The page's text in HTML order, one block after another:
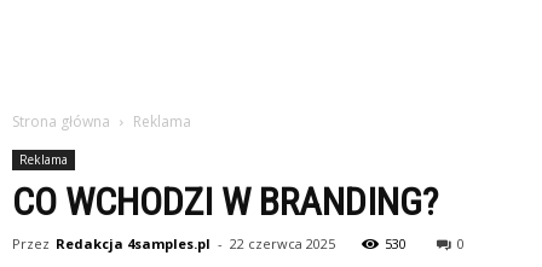
Strona główna Reklama
Reklama
CO WCHODZI W BRANDING?
Przez Redakcja 4samples.pl - 22 czerwca 2025 530 0